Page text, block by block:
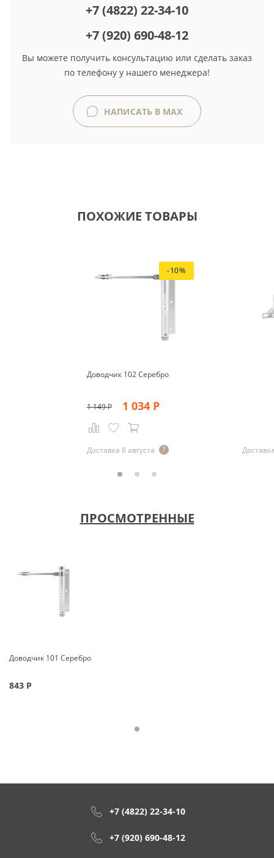
+7 (4822) 22-34-10
+7 (920) 690-48-12
Вы можете получить консультацию или сделать заказ
по телефону у нашего менеджера!
НАПИСАТЬ В MAX
ПОХОЖИЕ ТОВАРЫ
-10%
Доводчик 102 Серебро
1 149Р 1 034Р
Доставка 8 августа
ПРОСМОТРЕННЫЕ
Доводчик 101 Серебро
843 Р
+7 (4822) 22-34-10
+7 (920) 690-48-12